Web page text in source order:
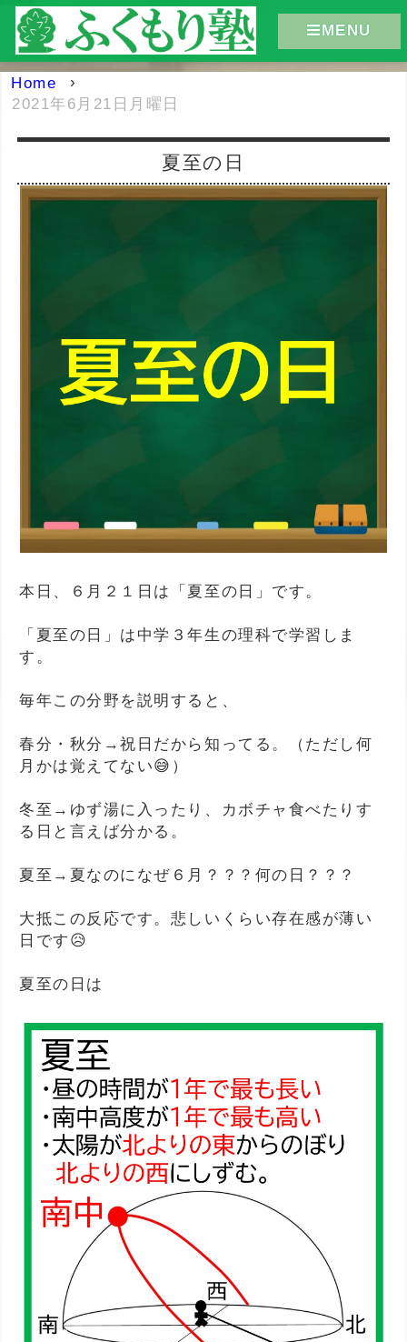
MENU
Home
›
2021年6月21日月曜日
夏至の日
本日、６月２１日は「夏至の日」です。
「夏至の日」は中学３年生の理科で学習しま
す。
毎年この分野を説明すると、
春分・秋分→祝日だから知ってる。（ただし何
月かは覚えてない😅）
冬至→ゆず湯に入ったり、カボチャ食べたりす
る日と言えば分かる。
夏至→夏なのになぜ６月？？？何の日？？？
大抵この反応です。悲しいくらい存在感が薄い
日です😥
夏至の日は